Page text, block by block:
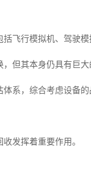
飞行模拟机、驾驶模
但其本身仍具有巨大
系，综合考虑设备
发挥着重要作用。